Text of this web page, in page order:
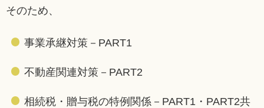
そのため、
事業承継対策－PART1
不動産関連対策－PART2
相続税・贈与税の特例関係－PART1・PART2共